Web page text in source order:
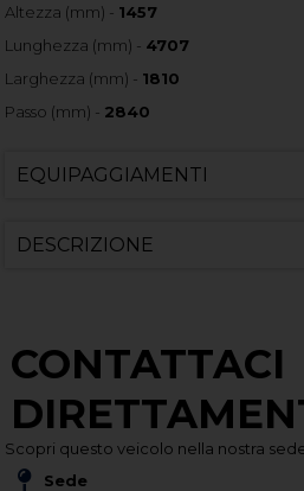
Altezza (mm) - 1457
Lunghezza (mm) - 4707
Larghezza (mm) - 1810
Passo (mm) - 2840
EQUIPAGGIAMENTI
DESCRIZIONE
CONTATTACI
Scopri questo veicolo nella nostra
Sede